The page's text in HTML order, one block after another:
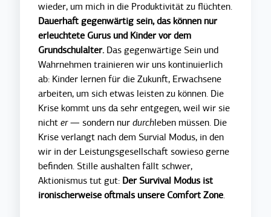
wieder, um mich in die Produktivität zu flüchten.
Dauerhaft gegenwärtig sein, das können nur
erleuchtete Gurus und Kinder vor dem
Grundschulalter. Das gegenwärtige Sein und
Wahrnehmen trainieren wir uns kontinuierlich
ab: Kinder lernen für die Zukunft, Erwachsene
arbeiten, um sich etwas leisten zu können. Die
Krise kommt uns da sehr entgegen, weil wir sie
nicht er — sondern nurdurchleben müssen. Die
Krise verlangt nach dem Survial Modus, in den
wir in der Leistungsgesellschaft sowieso gerne
befinden. Stille aushalten fällt schwer,
Aktionismus tut gut: Der Survival Modus ist
ironischerweise oftmals unsere Comfort Zone.